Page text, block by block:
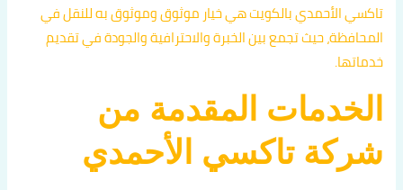
تاكسي الأحمدي بالكويت هي خيار موثوق وموثوق به للنقل في
المحافظة، حيث تجمع بين الخبرة والاحترافية والجودة في تقديم
خدماتها.
الخدمات المقدمة من
شركة تاكسي الأحمدي